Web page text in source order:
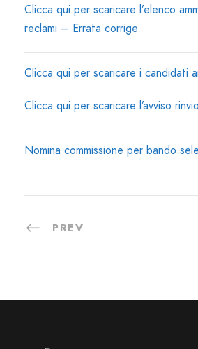
Clicca qui per scaricare l’elenco
reclami – Errata corrige
Clicca qui per scaricare i candidati
Clicca qui per scaricare l’avviso
Nomina commissione per bando
PREV